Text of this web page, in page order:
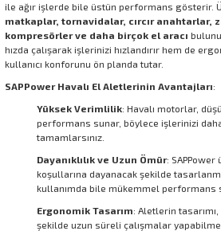
ile ağır işlerde bile üstün performans gösterir.
matkaplar, tornavidalar, cırcır anahtarlar,
kompresörler ve daha birçok el aracı
hızda çalışarak işlerinizi hızlandırır hem de
kullanıcı konforunu ön planda tutar.
SAPPower Havalı El Aletlerinin Avantajları:
Yüksek Verimlilik: Havalı motorlar,
performans sunar, böylece işlerinizi
tamamlarsınız.
Dayanıklılık ve Uzun Ömür:
koşullarına dayanacak şekilde
kullanımda bile mükemmel performans
Ergonomik Tasarım: Aletlerin
şekilde uzun süreli çalışmalar